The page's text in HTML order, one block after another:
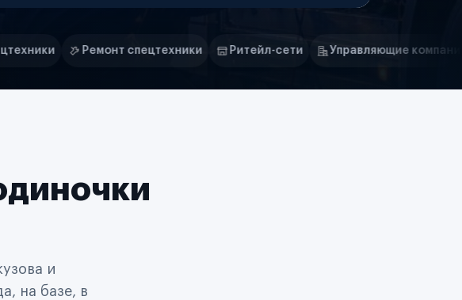
спецтехники Ритейл-сети Управляющие компании Страховые
и
на базе, в